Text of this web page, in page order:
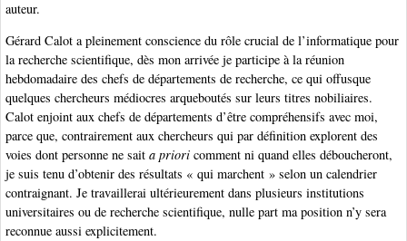
auteur.
Gérard Calot a pleinement conscience du rôle crucial de l’informatique pour
la recherche scientifique, dès mon arrivée je participe à la réunion
hebdomadaire des chefs de départements de recherche, ce qui offusque
quelques chercheurs médiocres arqueboutés sur leurs titres nobiliaires.
Calot enjoint aux chefs de départements d’être compréhensifs avec moi,
parce que, contrairement aux chercheurs qui par définition explorent des
voies dont personne ne sait a priori comment ni quand elles déboucheront,
je suis tenu d’obtenir des résultats « qui marchent » selon un calendrier
contraignant. Je travaillerai ultérieurement dans plusieurs institutions
universitaires ou de recherche scientifique, nulle part ma position n’y sera
reconnue aussi explicitement.